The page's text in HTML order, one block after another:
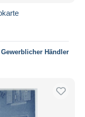
Gewerblicher Händler